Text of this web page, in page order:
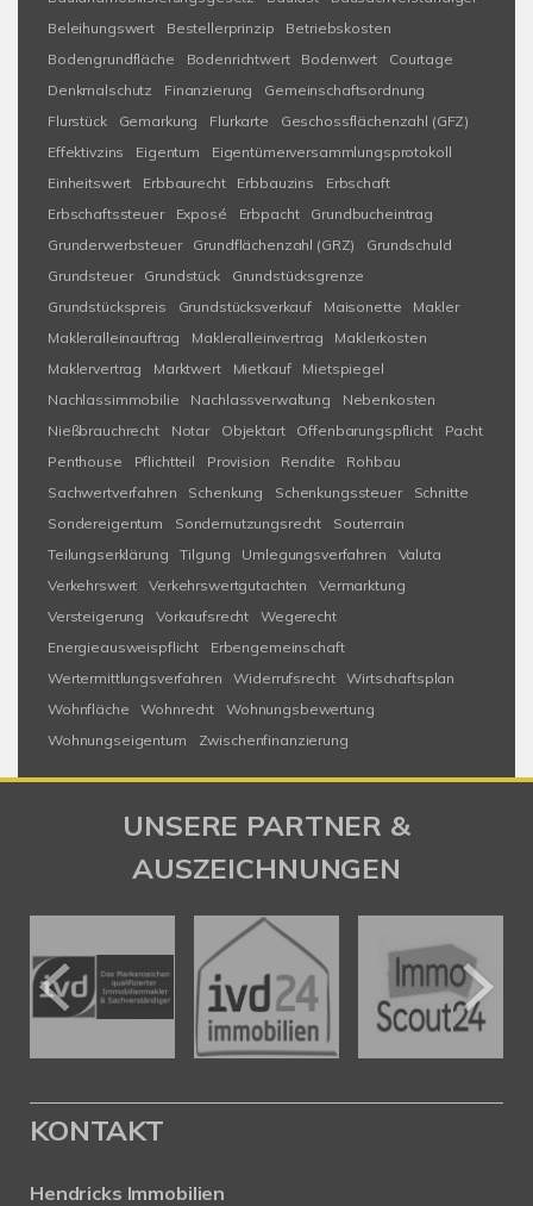
Beleihungswert
Bestellerprinzip
Betriebskosten
Bodengrundfläche
Bodenrichtwert Bodenwert
Courtage
Denkmalschutz
Finanzierung
Gemeinschaftsordnung
Flurstück
Gemarkung Flurkarte
Geschossflächenzahl (GFZ)
Effektivzins
Eigentum
Eigentümerversammlungsprotokoll
Einheitswert
Erbbaurecht Erbbauzins
Erbschaft
Erbschaftssteuer
Exposé Erbpacht
Grundbucheintrag
Grunderwerbsteuer
Grundflächenzahl (GRZ)
Grundschuld
Grundsteuer
Grundstück
Grundstücksgrenze
Grundstückspreis
Grundstücksverkauf Maisonette
Makler
Makleralleinauftrag
Makleralleinvertrag
Maklerkosten
Maklervertrag
Marktwert Mietkauf
Mietspiegel
Nachlassimmobilie
Nachlassverwaltung
Nebenkosten
Nießbrauchrecht
Notar Objektart Offenbarungspflicht
Pacht
Penthouse
Pflichtteil Provision Rendite
Rohbau
Sachwertverfahren
Schenkung Schenkungssteuer
Schnitte
Sondereigentum
Sondernutzungsrecht
Souterrain
Teilungserklärung
Tilgung Umlegungsverfahren
Valuta
Verkehrswert
Verkehrswertgutachten
Vermarktung
Versteigerung
Vorkaufsrecht
Wegerecht
Energieausweispflicht
Erbengemeinschaft
Wertermittlungsverfahren
Widerrufsrecht
Wirtschaftsplan
Wohnfläche
Wohnrecht
Wohnungsbewertung
Wohnungseigentum
Zwischenfinanzierung
UNSERE PARTNER &
AUSZEICHNUNGEN
KONTAKT
Hendricks Immobilien